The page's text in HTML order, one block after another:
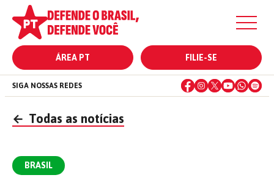
ÁREA PT FILIE-SE
SIGA NOSSAS REDES
← Todas as notícias
BRASIL